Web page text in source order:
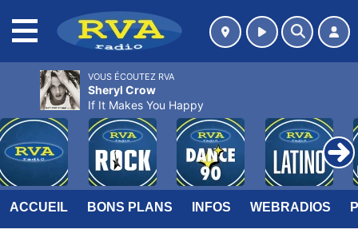
ACCUEIL BONS PLANS INFOS WEBRADIOS
VOUS ÉCOUTEZ RVA
Sheryl Crow
If It Makes You Happy